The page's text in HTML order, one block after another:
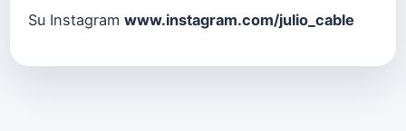
Su Instagram www.instagram.com/julio_cable